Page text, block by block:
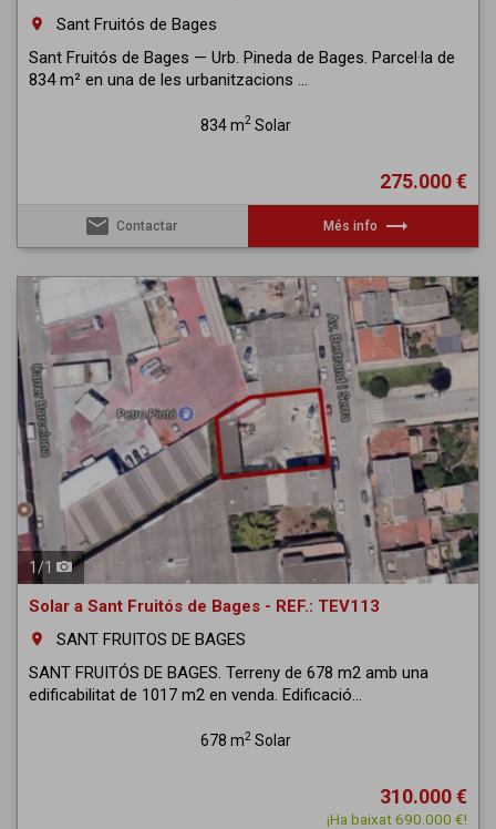
room
Sant Fruitós de Bages
Sant Fruitós de Bages — Urb. Pineda de Bages. Parcel·la de
834 m² en una de les urbanitzacions ...
834 m2Solar
275.000 €
email Contactar Més info trending_flat
1 /1
Solar a Sant Fruitós de Bages - REF.: TEV113
room
SANT FRUITOS DE BAGES
SANT FRUITÓS DE BAGES. Terreny de 678 m2 amb una
edificabilitat de 1017 m2 en venda. Edificació...
678 m2Solar
310.000 €
¡Ha baixat 690.000 €!